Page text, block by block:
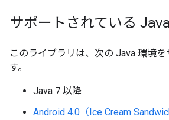
サポートされている
このライブラリは、次の Java 環境
す。
Java 7 以降
Android 4.0（Ice Cream